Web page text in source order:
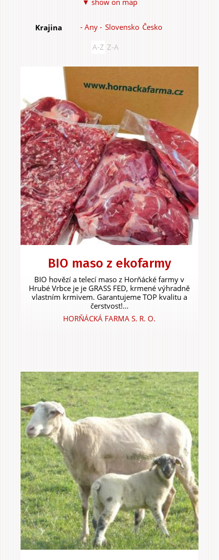
Garden & Orchard
Services
Experiences &
Krajina - Any - Slovensko Česko
A-Z Z-A
BIO maso z ekofarmy
BIO hovězí a telecí maso z Horňácké farmy v
Hrubé Vrbce je je GRASS FED, krmené výhradně
vlastním krmivem. Garantujeme TOP kvalitu a
čerstvost!...
HORŇÁCKÁ FARMA S. R. O.